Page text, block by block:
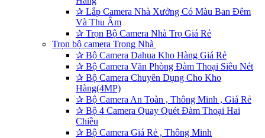
✰ Lắp Camera Nhà Xưởng Có Màu Ban Đêm
Và Thu Âm
✰ Trọn Bộ Camera Nhà Trọ Giá Rẻ
Trọn bộ camera Trong Nhà
✰ Bộ Camera Dahua Kho Hàng Giá Rẻ
✰ Bộ Camera Văn Phòng Đàm Thoại Siêu Nét
✰ Bộ Camera Chuyên Dụng Cho Kho
Hàng(4MP)
✰ Bộ Camera An Toàn , Thông Minh , Giá Rẻ
✰ Bộ 4 Camera Quay Quét Đàm Thoại Hai
Chiều
✰ Bộ Camera Giá Rẻ , Thông Minh